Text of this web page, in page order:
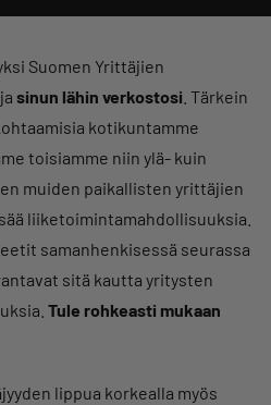
Suomen Yrittäjien
sinun lähin verkostosi . Tärkein
kotikuntamme
toisiamme niin ylä- kuin
muiden paikallisten yrittäjien
liiketoimintamahdollisuuksia.
samanhenkisessä seurassa
sitä kautta yritysten
Tule rohkeasti mukaan
lippua korkealla myös